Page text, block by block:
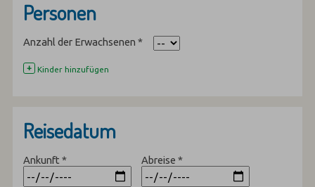
Personen
Anzahl der Erwachsenen*
+ Kinder hinzufügen
Reisedatum
Ankunft* Abreise*